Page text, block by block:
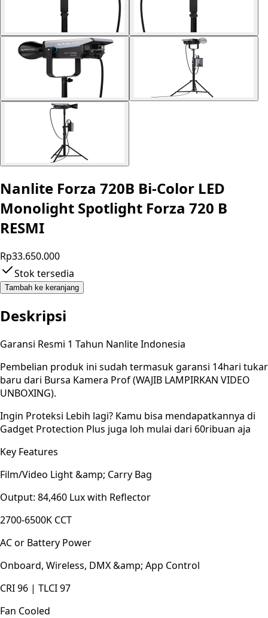
Nanlite Forza 720B Bi-Color LED
Monolight Spotlight Forza 720 B
RESMI
Rp33.650.000
Stok tersedia
Tambah ke keranjang
Deskripsi
Garansi Resmi 1 Tahun Nanlite Indonesia
Pembelian produk ini sudah termasuk garansi 14hari tukar
baru dari Bursa Kamera Prof (WAJIB LAMPIRKAN VIDEO
UNBOXING).
Ingin Proteksi Lebih lagi? Kamu bisa mendapatkannya di
Gadget Protection Plus juga loh mulai dari 60ribuan aja
Key Features
Film/Video Light &amp; Carry Bag
Output: 84,460 Lux with Reflector
2700-6500K CCT
AC or Battery Power
Onboard, Wireless, DMX &amp; App Control
CRI 96 | TLCI 97
Fan Cooled